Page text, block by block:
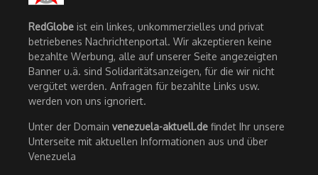
RedGlobe ist ein linkes, unkommerzielles und privat
betriebenes Nachrichtenportal. Wir akzeptieren keine
bezahlte Werbung, alle auf unserer Seite angezeigten
Banner u.ä. sind Solidaritätsanzeigen, für die wir nicht
vergütet werden. Anfragen für bezahlte Links usw.
werden von uns ignoriert.
Unter der Domain venezuela-aktuell.de findet Ihr unsere
Unterseite mit aktuellen Informationen aus und über
Venezuela